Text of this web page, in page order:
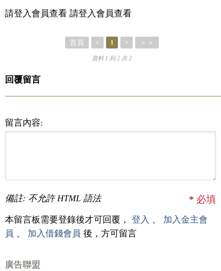
請登入會員查看 請登入會員查看
首頁 < 1 > ＞＞
資料 1 到 2 共 2
回覆留言
留言內容:
備註: 不允許 HTML 語法 * 必填
本留言板需要登錄後才可回覆， 登入 、 加入金主會
員 、 加入借錢會員 後，方可留言
廣告聯盟